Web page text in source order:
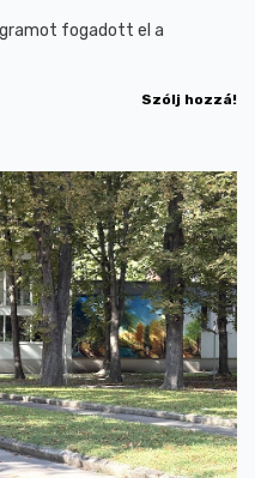
fogadott el a
Szólj hozzá!